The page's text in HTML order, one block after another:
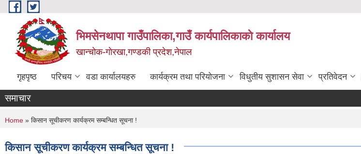
Skip to main content
भिमसेनथापा गाउँपालिका,गाउँ कार्यपालिकाकाे कार्यालय
खान्चोक-गाेरखा,गण्डकी प्रदेश,नेपाल
गृहपृष्ठ परिचय वडा कार्यालयहरु कार्यक्रम तथा परियोजना विधुतीय सुशासन सेवा प्रतिवेदन
समाचार
You are here
Home » किसान सूचीकरण कार्यक्रम सम्बन्धित सूचना !
किसान सूचीकरण कार्यक्रम सम्बन्धित सूचना !